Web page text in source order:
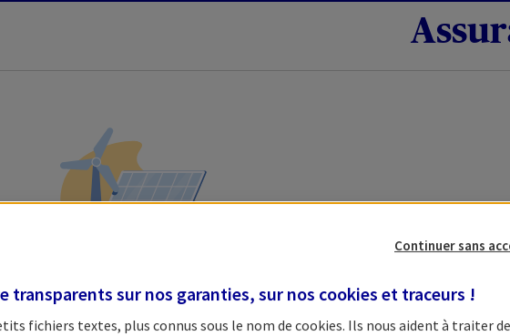
chargeons l'étape initiale.
Continuer sans
transparents sur nos garanties, sur nos cookies et traceurs !
fichiers textes, plus connus sous le nom de cookies. Ils nous aident à traiter